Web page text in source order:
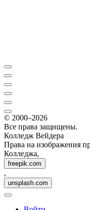
© 2000–2026
Все права защищены.
Колледж Вейдера
Права на изображения
Колледжа,
freepik.com
,
unsplash.com